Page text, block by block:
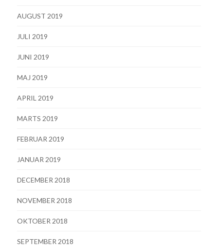
AUGUST 2019
JULI 2019
JUNI 2019
MAJ 2019
APRIL 2019
MARTS 2019
FEBRUAR 2019
JANUAR 2019
DECEMBER 2018
NOVEMBER 2018
OKTOBER 2018
SEPTEMBER 2018